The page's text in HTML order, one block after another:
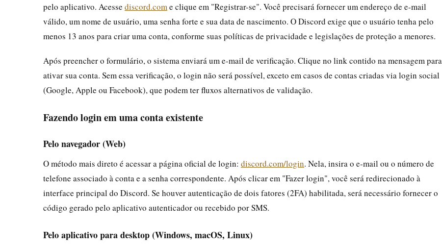
pelo aplicativo. Acesse discord.com e clique em "Registrar-se". Você precisará fornecer um endereço de e-mail
válido, um nome de usuário, uma senha forte e sua data de nascimento. O Discord exige que o usuário tenha pelo
menos 13 anos para criar uma conta, conforme suas políticas de privacidade e legislações de proteção a menores.
Após preencher o formulário, o sistema enviará um e-mail de verificação. Clique no link contido na mensagem para
ativar sua conta. Sem essa verificação, o login não será possível, exceto em casos de contas criadas via login social
(Google, Apple ou Facebook), que podem ter fluxos alternativos de validação.
Fazendo login em uma conta existente
Pelo navegador (Web)
O método mais direto é acessar a página oficial de login: discord.com/login. Nela, insira o e-mail ou o número de
telefone associado à conta e a senha correspondente. Após clicar em "Fazer login", você será redirecionado à
interface principal do Discord. Se houver autenticação de dois fatores (2FA) habilitada, será necessário fornecer o
código gerado pelo aplicativo autenticador ou recebido por SMS.
Pelo aplicativo para desktop (Windows, macOS, Linux)